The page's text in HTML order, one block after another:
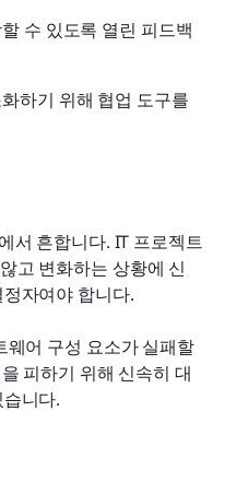
수 있도록 열린 피드백
하기 위해 협업 도구를
서 흔합니다. IT 프로젝트
고 변화하는 상황에 신
자여야 합니다.
웨어 구성 요소가 실패할
피하기 위해 신속히 대
니다.